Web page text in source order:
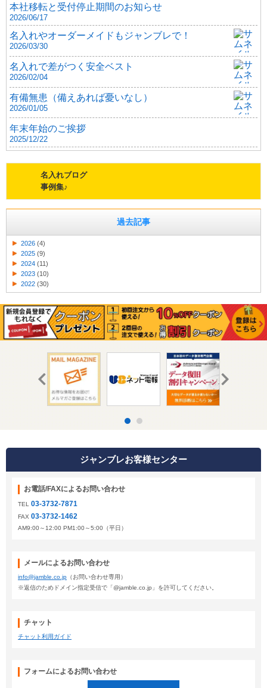
本社移転と受付停止期間のお知らせ
2026/06/17
名入れやオーダーメイドもジャンブレで！
2026/03/30
名入れで差がつく安全ベスト
2026/02/04
有備無患（備えあれば憂いなし）
2026/01/05
年末年始のご挨拶
2025/12/22
名入れブログ
事例集♪
過去記事
2026 (4)
2025 (9)
2024 (11)
2023 (10)
2022 (30)
ジャンブレお客様センター
お電話/FAXによるお問い合わせ
TEL 03-3732-7871
FAX 03-3732-1462
AM9:00～12:00 PM1:00～5:00（平日）
メールによるお問い合わせ
info@jamble.co.jp （お問い合わせ専用）
※返信のためドメイン指定受信で「@jamble.co.jp」を許可してください。
チャット
チャット利用ガイド
フォームによるお問い合わせ